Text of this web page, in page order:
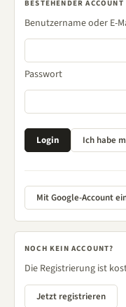
BESTEHENDER ACCOUNT
Benutzername oder E-
Passwort
Mit Google-Account
NOCH KEIN ACCOUNT?
Die Registrierung ist
Jetzt registrieren